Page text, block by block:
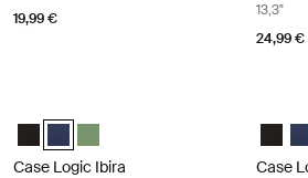
19,99 €
13,3"
24,99 €
Case Logic Ibira Laptop Sleeve Noir
Case Logic Ibira Laptop Sleeve Bleu
Case Logic Ibira Laptop Sleeve
Case Logic Ibira
Case
Case